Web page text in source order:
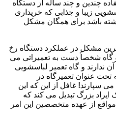
چندین و چند ساله از دستگاه
زیبا و جذابی که خریداری
باشد برای همگان مشکل
مشکل در عملکرد دستگاه رخ
گاه شخصاً دست به تعمیراتی می
ندارند و گاه تعمیر لباسشویی
تحت عنوان تعمیرگاه در
می سپارند! غافل از این که این
بزرگ تبدیل می کند که
از عهده متخصصین این امر